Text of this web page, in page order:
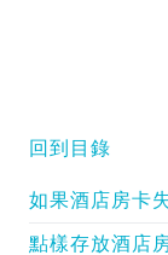
回到目錄
如果酒店房卡
點樣存放酒店